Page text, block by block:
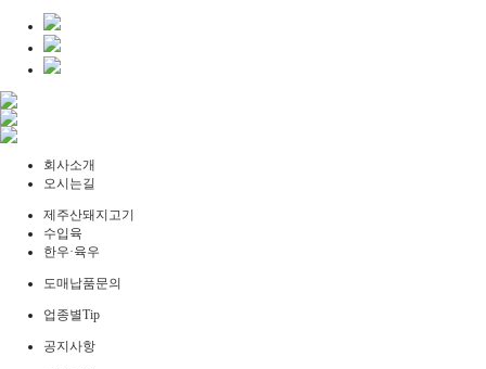
회사소개
오시는길
제주산돼지고기
수입육
한우·육우
도매납품문의
업종별Tip
공지사항